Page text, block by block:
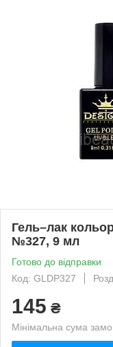
Гель–лак
№327, 9 мл
Готово до відправки
Код: GLDP327
145 ₴
Мінімальна сума